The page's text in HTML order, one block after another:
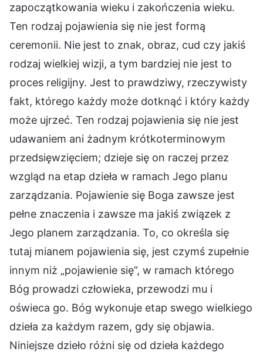
zapoczątkowania wieku i zakończenia wieku.
Ten rodzaj pojawienia się nie jest formą
ceremonii. Nie jest to znak, obraz, cud czy jakiś
rodzaj wielkiej wizji, a tym bardziej nie jest to
proces religijny. Jest to prawdziwy, rzeczywisty
fakt, którego każdy może dotknąć i który każdy
może ujrzeć. Ten rodzaj pojawienia się nie jest
udawaniem ani żadnym krótkoterminowym
przedsięwzięciem; dzieje się on raczej przez
wzgląd na etap dzieła w ramach Jego planu
zarządzania. Pojawienie się Boga zawsze jest
pełne znaczenia i zawsze ma jakiś związek z
Jego planem zarządzania. To, co określa się
tutaj mianem pojawienia się, jest czymś zupełnie
innym niż „pojawienie się”, w ramach którego
Bóg prowadzi człowieka, przewodzi mu i
oświeca go. Bóg wykonuje etap swego wielkiego
dzieła za każdym razem, gdy się objawia.
Niniejsze dzieło różni się od dzieła każdego